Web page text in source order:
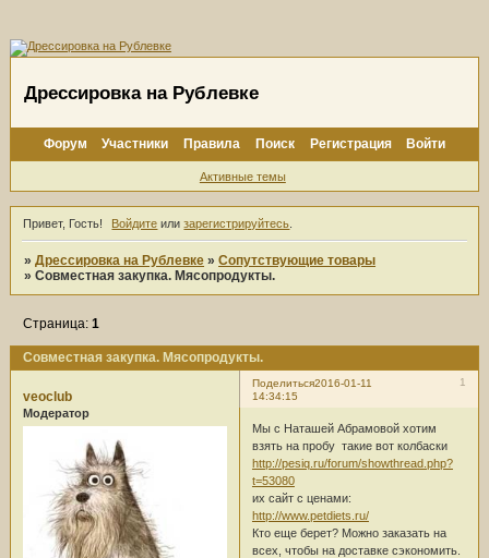
Дрессировка на Рублевке
Форум Участники Правила Поиск Регистрация Войти
Активные темы
Привет, Гость! Войдите илизарегистрируйтесь
»Дрессировка на Рублевке »Сопутствующие товары
»Совместная закупка. Мясопродукты.
Совместная закупка. Мясопродукты.
Страница:1
Поделиться 1
2016-01-11
14:34:15
veoclub
Модератор
Мы с Наташей Абрамовой хотим
взять на пробу такие вот колбаски
http://pesiq.ru/forum/showthread.php?
t=53080
их сайт с ценами:
http://www.petdiets.ru/
Кто еще берет? Можно заказать на
всех, чтобы на доставке сэкономить.